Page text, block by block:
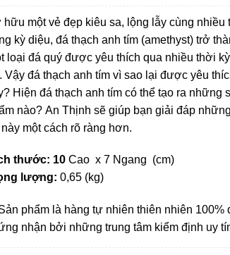
hữu một vẻ đẹp kiêu sa, lộng lẫy cùng nhiều
kỳ diệu, đá thạch anh tím (amethyst) trở
loại đá quý được yêu thích qua nhiều thời
Vậy đá thạch anh tím vì sao lại được yêu
Hiện đá thạch anh tím có thể tạo ra những
nào? An Thịnh sẽ giúp bạn giải đáp
một cách rõ ràng hơn.
thước: 10Cao x 7 Ngang (cm)
lượng: 0,65 (kg)
phẩm là hàng tự nhiên thiên nhiên 100%
nhận bởi những trung tâm kiểm định uy